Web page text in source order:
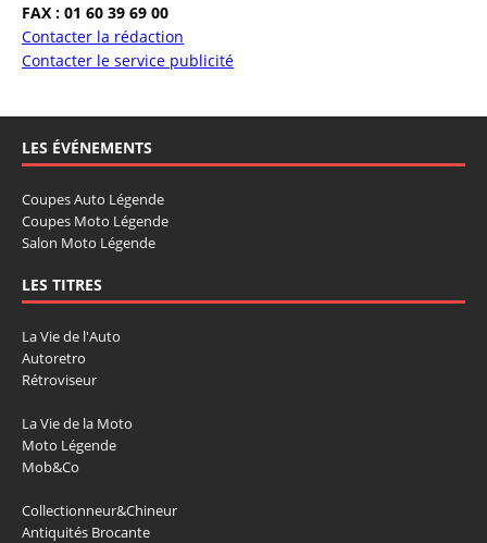
FAX : 01 60 39 69 00
Contacter la rédaction
Contacter le service publicité
LES ÉVÉNEMENTS
Coupes Auto Légende
Coupes Moto Légende
Salon Moto Légende
LES TITRES
La Vie de l'Auto
Autoretro
Rétroviseur
La Vie de la Moto
Moto Légende
Mob&Co
Collectionneur&Chineur
Antiquités Brocante